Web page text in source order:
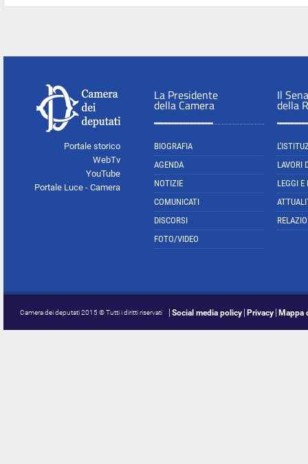
Portale storico
WebTv
YouTube
Portale Luce - Camera
La Presidente
della Camera
BIOGRAFIA
AGENDA
NOTIZIE
COMUNICATI
DISCORSI
FOTO/VIDEO
Il
della
LAVORI
LEGGI E
Camera dei deputati 2015 © Tutti i diritti riservati Social media policy Privacy Mappa